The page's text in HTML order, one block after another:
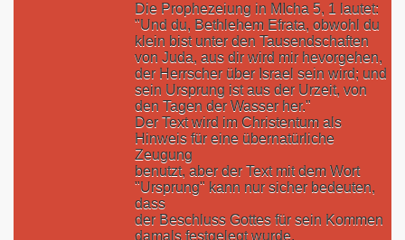
Die Prophezeiung in MIcha 5, 1 lautet:
"Und du, Bethlehem Efrata, obwohl du
klein bist unter den Tausendschaften
von Juda, aus dir wird mir hevorgehen,
der Herrscher über Israel sein wird; und
sein Ursprung ist aus der Urzeit, von
den Tagen der Wasser her."
Der Text wird im Christentum als
Hinweis für eine übernatürliche
Zeugung
benutzt, aber der Text mit dem Wort
"Ursprung" kann nur sicher bedeuten,
dass
der Beschluss Gottes für sein Kommen
damals festgelegt wurde.